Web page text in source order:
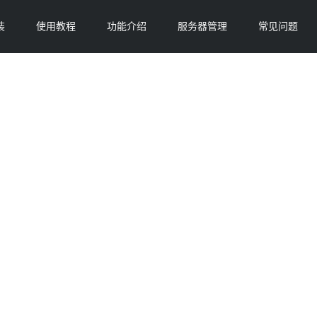
使用教程 功能介绍 服务器管理 常见问题